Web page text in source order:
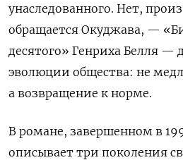
унаследованного. Нет,
обращается Окуджава, —
десятого» Генриха Белля —
эволюции общества: не
а возвращение к норме.
В романе, завершенном в
описывает три поколения